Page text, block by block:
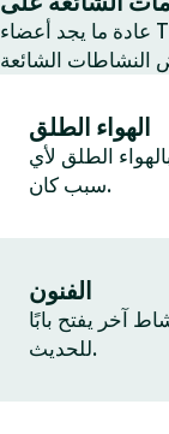
عادة ما يجد أعضاء Tinder اهتمامات مُشتركة مع أعضاء مُجتمعات
الهواء الطلق
الطلق لأي
سبب كان.
الفنون
آخر يفتح بابًا
للحديث.